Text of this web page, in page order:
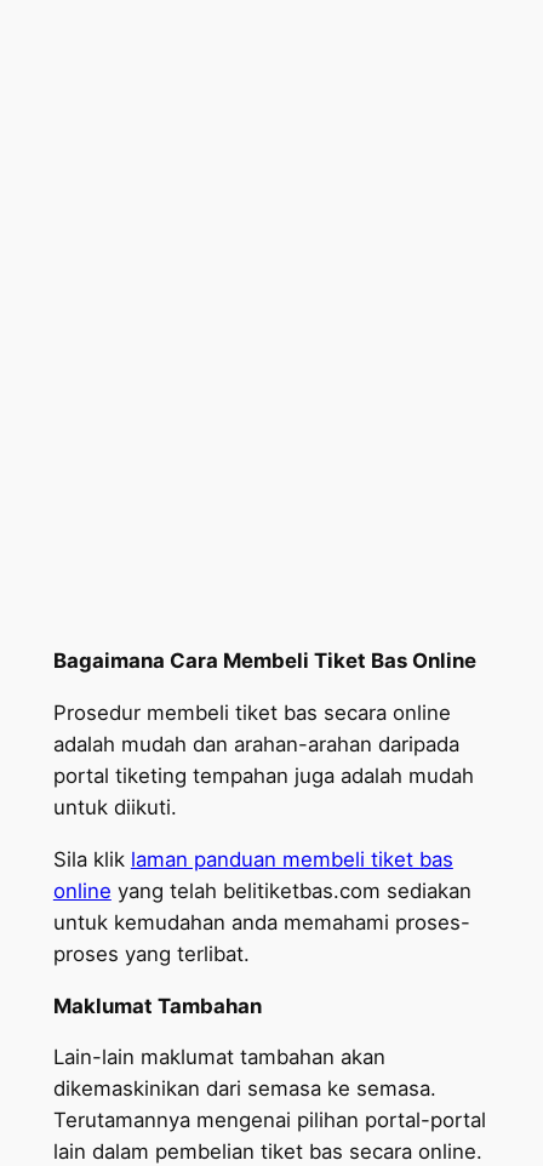
Bagaimana Cara Membeli Tiket Bas Online
Prosedur membeli tiket bas secara online
adalah mudah dan arahan-arahan daripada
portal tiketing tempahan juga adalah mudah
untuk diikuti.
Sila klik laman panduan membeli tiket bas
online yang telah belitiketbas.com sediakan
untuk kemudahan anda memahami proses-
proses yang terlibat.
Maklumat Tambahan
Lain-lain maklumat tambahan akan
dikemaskinikan dari semasa ke semasa.
Terutamannya mengenai pilihan portal-portal
lain dalam pembelian tiket bas secara online.